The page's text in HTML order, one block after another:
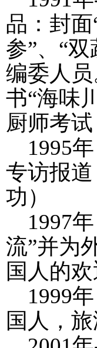
品：封
参”、“
编委人
书“海味
厨师考
1995
专访报
功）
1997
流”并为
国人的欢
1999
国人，